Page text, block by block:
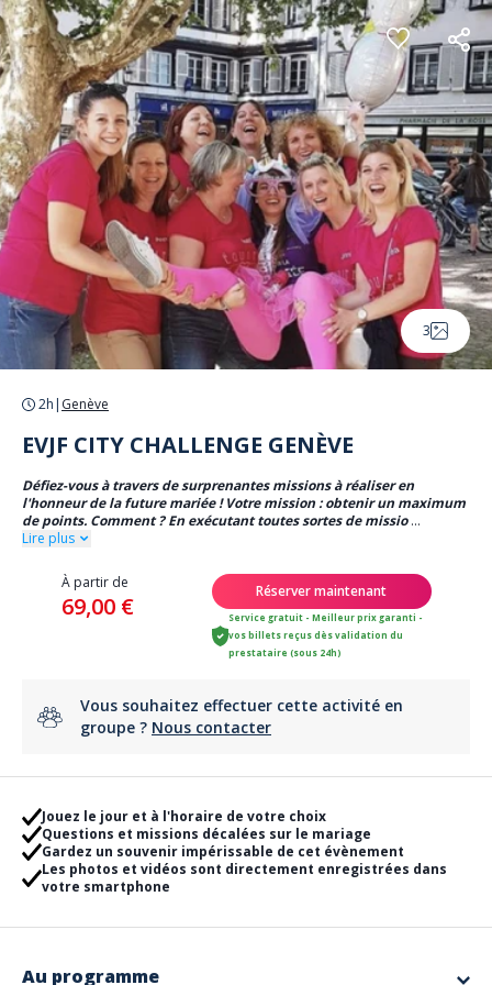
Panneau de gestion des cookies
3
2h | Genève
EVJF CITY CHALLENGE GENÈVE
Défiez-vous à travers de surprenantes missions à réaliser en
l'honneur de la future mariée ! Votre mission : obtenir un maximum
de points. Comment ? En exécutant toutes sortes de missio ...
Lire plus
À partir de
69,00 €
Réserver maintenant
Service gratuit - Meilleur prix garanti -
vos billets reçus dès validation du
prestataire (sous 24h)
Vous souhaitez effectuer cette activité en
groupe ? Nous contacter
Jouez le jour et à l'horaire de votre choix
Questions et missions décalées sur le mariage
Gardez un souvenir impérissable de cet évènement
Les photos et vidéos sont directement enregistrées dans
votre smartphone
Au programme